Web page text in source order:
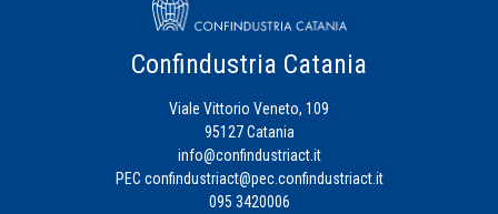
Confindustria Catania
Viale Vittorio Veneto, 109
95127 Catania
info@confindustriact.it
PEC confindustriact@pec.confindustriact.it
095 3420006